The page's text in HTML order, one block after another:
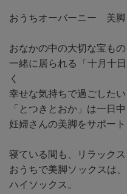
おうちオーバーニー 美脚
おなかの中の大切な宝もの
一緒に居られる「十月十
く
幸せな気持ちで過ごしたい
「とつきとおか」は一日
妊婦さんの美脚をサポート
寝ている間も、リラックス
おうちで美脚ソックスは
ハイソックス。